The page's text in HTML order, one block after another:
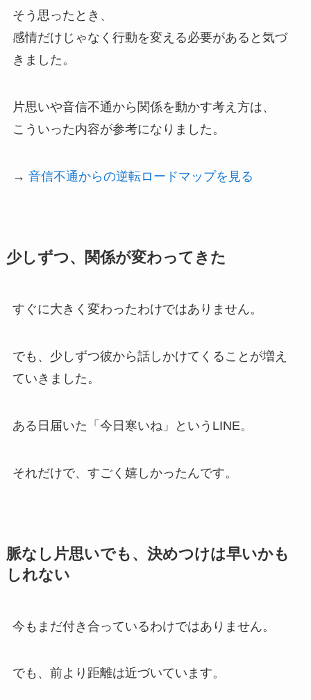
そう思ったとき、
感情だけじゃなく行動を変える必要があると気づ
きました。
片思いや音信不通から関係を動かす考え方は、
こういった内容が参考になりました。
→ 音信不通からの逆転ロードマップを見る
少しずつ、関係が変わってきた
すぐに大きく変わったわけではありません。
でも、少しずつ彼から話しかけてくることが増え
ていきました。
ある日届いた「今日寒いね」というLINE。
それだけで、すごく嬉しかったんです。
脈なし片思いでも、決めつけは早いかも
しれない
今もまだ付き合っているわけではありません。
でも、前より距離は近づいています。